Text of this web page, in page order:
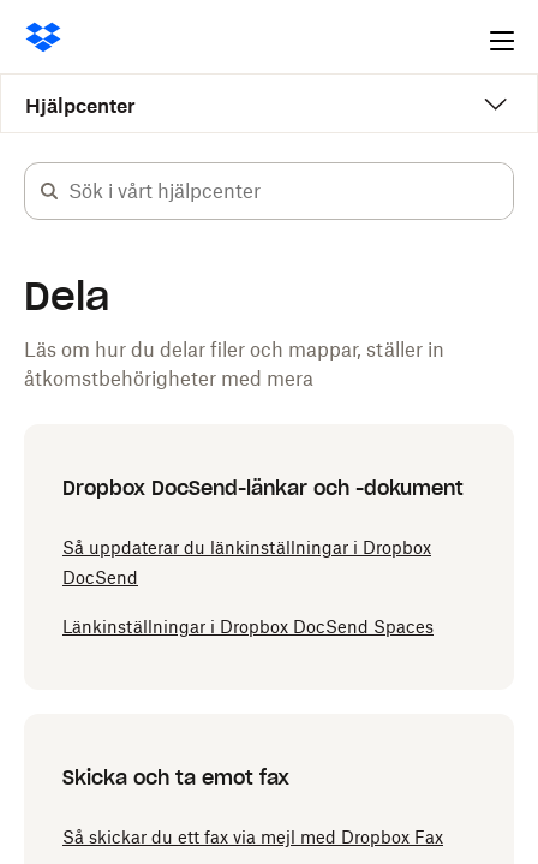
Hjälpcenter
Dela
Läs om hur du delar filer och mappar, ställer in
åtkomstbehörigheter med mera
Dropbox DocSend-länkar och -dokument
Så uppdaterar du länkinställningar i Dropbox
DocSend
Länkinställningar i Dropbox DocSend Spaces
Skicka och ta emot fax
Så skickar du ett fax via mejl med Dropbox Fax